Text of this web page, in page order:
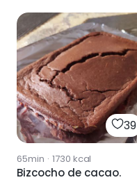
39
65min · 1730 kcal
Bizcocho de cacao.